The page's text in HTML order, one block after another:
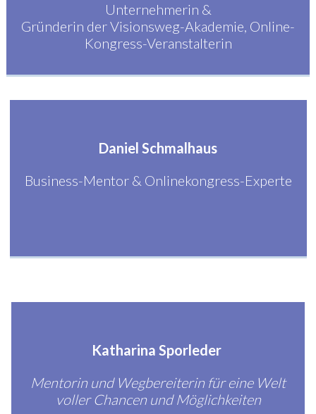
Unternehmerin &
Gründerin der Visionsweg-Akademie, Online-
Kongress-Veranstalterin
Daniel Schmalhaus
Business-Mentor & Onlinekongress-Experte
Katharina Sporleder
Mentorin und Wegbereiterin für eine Welt
voller Chancen und Möglichkeiten